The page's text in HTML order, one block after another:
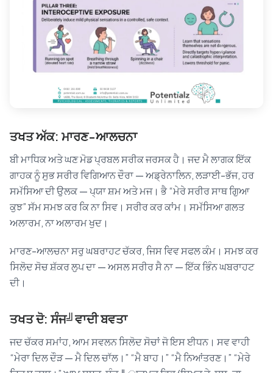
ਤਖਤ ਅੱਕ: ਮਾਰਣ-ਆਲਚਨਾ
ਬੀ ਮਾਧਿਕ ਅਤੇ ਘਣ ਮੋਡ ਪ੍ਰਬਲ ਸਰੀਕ ਜਰਸਕ ਹੈ। ਜਦ ਮੈ ਲਾਗਕ ਇੱਕ
ਗਾਹਕ ਨੂੰ ਸੁਭ ਸਰੀਰ ਵਿਗਿਆਨ ਦੌਰਾ — ਅਡ੍ਰੇਨਾਲਿਨ, ਲੜਾਈ-ਭੱਜ, ਹਰ
ਸਮੱਸਿਆ ਦੀ ਉਲਕ — ਪ੍ਯਾ ਸ਼ਮ ਅਤੇ ਮਜ। ਭੈ “ਮੇਰੇ ਸਰੀਰ ਸਾਥ ਗੁਿਆ
ਕੁਝ” ਸੱਮ ਸਮਝ ਕਰ ਕਿ ਨਾ ਸਿਵ। ਸਰੀਰ ਕਰ ਕਾਂਮ। ਸਮੱਸਿਆ ਗਲਤ
ਅਲਾਰਮ, ਨਾ ਅਲਾਰਮ ਖੁਦ।
ਮਾਰਣ-ਆਲਚਨਾ ਸਰੁ ਘਬਰਾਹਟ ਚੱਕਰ, ਜਿਸ ਵਿਵ ਸਫਲ ਕੰਮ। ਸਮਝ ਕਰ
ਸਿਲੋਦ ਸੋਚ ਸ਼ੱਕਰ ਲੁਪ ਦਾ — ਅਸਲ ਸਰੀਰ ਸੈ ਨਾ — ਇੱਕ ਭਿੰਨ ਘਬਰਾਹਟ
ਦੀ।
ਤਖਤ ਦੋ: ਸੰਜ╝ਵਾਦੀ ਬਵਤਾ
ਜਦ ਚੱਕਰ ਸਮਾਂਹ, ਆਮ ਸਵਲਨ ਸਿਲੋਦ ਸੋਚਾਂ ਜੋ ਇਸ ਈਧਨ। ਸਵ ਵਾਹੀ
“ਮੇਰਾ ਦਿਲ ਦੌੜ — ਮੈ ਦਿਲ ਚਾੱਲ।” “ਮੈ ਬਾਹ।” “ਮੈ ਨਿਆਂਤਰਣ।” “ਮੇਰੇ